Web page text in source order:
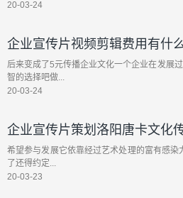
20-03-24
企业宣传片视频剪辑费用有什
后来变成了5元传播企业文化一个企业在发展
智的选择吧做...
20-03-24
企业宣传片策划洛阳唐卡文化
希望参与发展它依靠经过艺术处理的富有感染
了还得约定...
20-03-23